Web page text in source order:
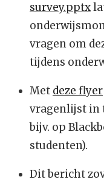
survey.pptx
vragen om
tijdens
Met deze flyer
vragenlijst in
bijv. op
studenten).
Dit bericht